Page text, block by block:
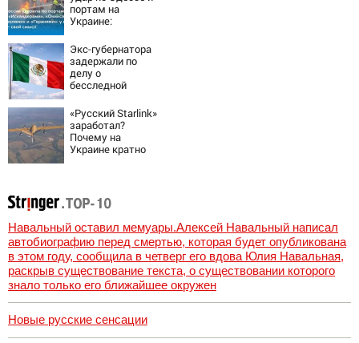
портам на
Украине:
новости,
подробности об
ударах России 9
августа 2026 года
Экс-губернатора
задержали по
делу о
бесследной
студентов
«Русский Starlink»
заработал?
Почему на
Украине кратно
объектам ВСУ
Навальный оставил мемуары.Алексей Навальный написал
автобиографию перед смертью, которая будет опубликована
в этом году, сообщила в четверг его вдова Юлия Навальная,
раскрыв существование текста, о существовании которого
знало только его ближайшее окружен
Новые русские сенсации